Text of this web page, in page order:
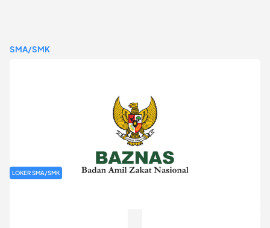
SMA/SMK
LOKER SMA/SMK